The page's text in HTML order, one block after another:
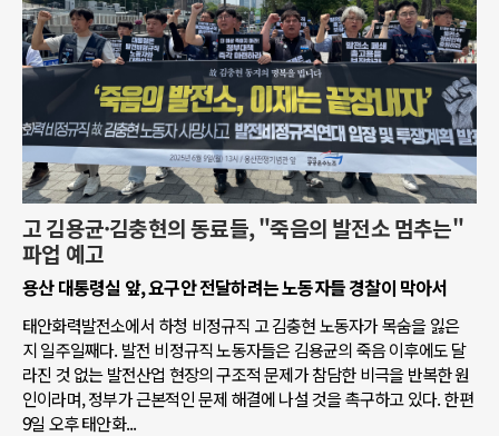
고 김용균·김충현의 동료들, "죽음의 발전소 멈추는"
파업 예고
용산 대통령실 앞, 요구안 전달하려는 노동자들 경찰이 막아서
태안화력발전소에서 하청 비정규직 고 김충현 노동자가 목숨을 잃은
지 일주일째다. 발전 비정규직 노동자들은 김용균의 죽음 이후에도 달
라진 것 없는 발전산업 현장의 구조적 문제가 참담한 비극을 반복한 원
인이라며, 정부가 근본적인 문제 해결에 나설 것을 촉구하고 있다. 한편
9일 오후 태안화...